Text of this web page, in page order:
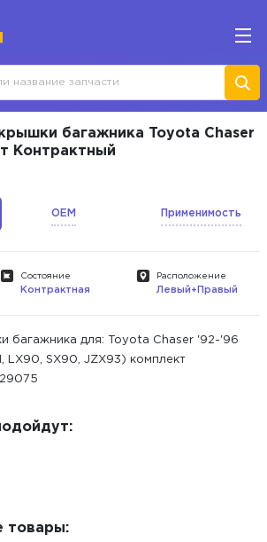
багажника Toyota Chaser
Контрактный
OEM Применимость
Состояние
Контрактная
Расположение
Левый+Правый
багажника для: Toyota Chaser '92-'96
LX90, SX90, JZX93) комплект
товары: